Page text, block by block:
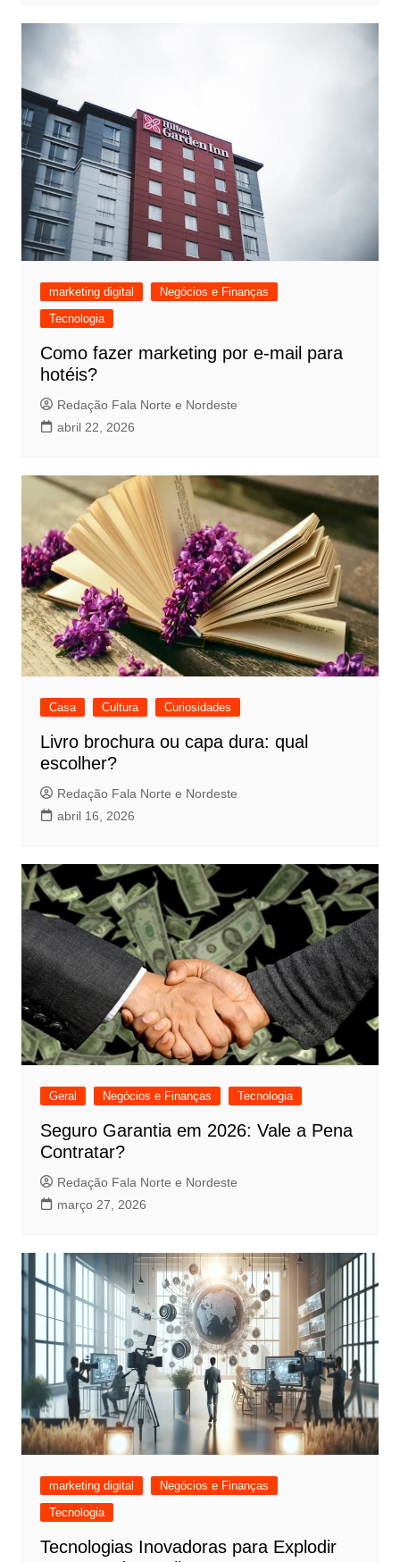
marketing digital
Negócios e Finanças
Tecnologia
Como fazer marketing por e-mail para
hotéis?
Redação Fala Norte e Nordeste
abril 22, 2026
Casa Cultura Curiosidades
Livro brochura ou capa dura: qual
escolher?
Redação Fala Norte e Nordeste
abril 16, 2026
Geral Negócios e Finanças Tecnologia
Seguro Garantia em 2026: Vale a Pena
Contratar?
Redação Fala Norte e Nordeste
março 27, 2026
marketing digital
Negócios e Finanças
Tecnologia
Tecnologias Inovadoras para Explodir